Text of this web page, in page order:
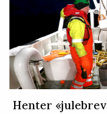
Henter